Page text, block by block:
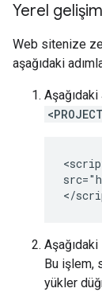
Yerel gelişim
Web sitenize
aşağıdaki
Bu işlem,
yükler